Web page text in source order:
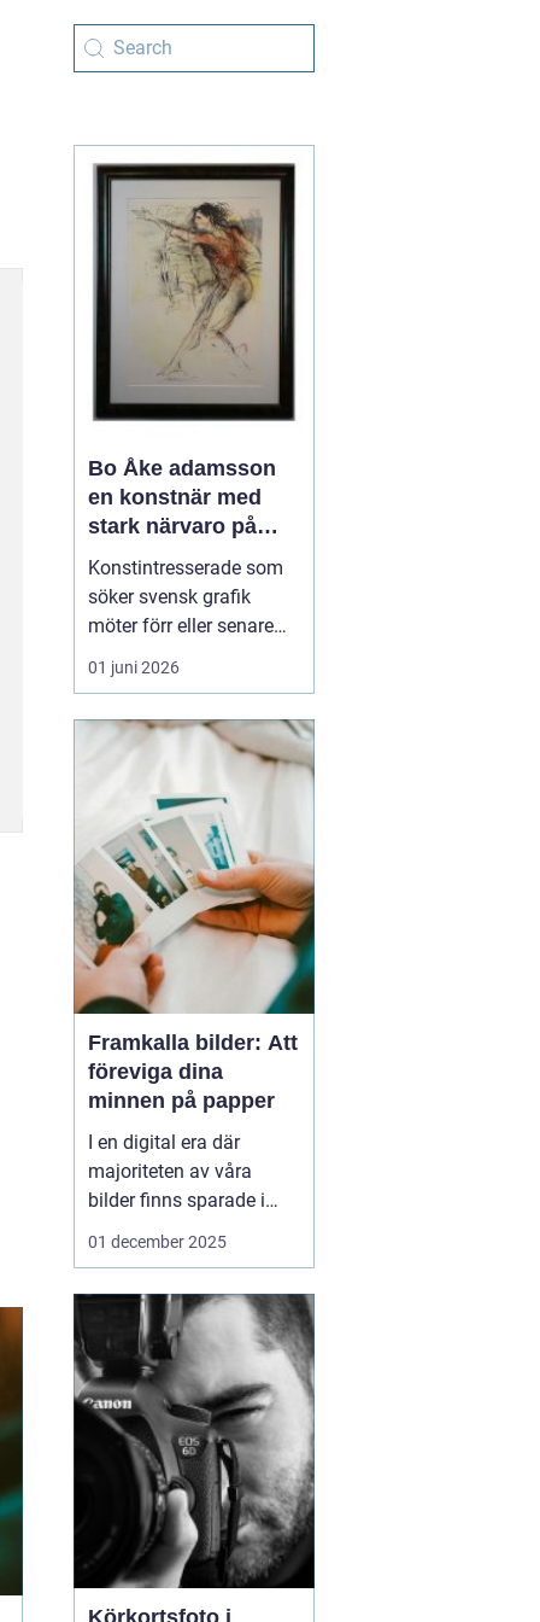
Bo Åke adamsson
en konstnär med
stark närvaro på
den svenska
konstmarknaden
Konstintresserade som
söker svensk grafik
möter förr eller senare
namnet bo åke
adamsson. Hans verk
sammanhang där fokus
samlarvänlig konst med
tydlig karaktär. För
många samlare handlar
intresset inte bara om ...
01 juni 2026
Framkalla bilder: Att
föreviga dina
minnen på papper
I en digital era där
majoriteten av våra
bilder finns sparade i
molnet eller på våra
Södermalmte sig som
en n...
01 december 2025
Körkortsfoto i